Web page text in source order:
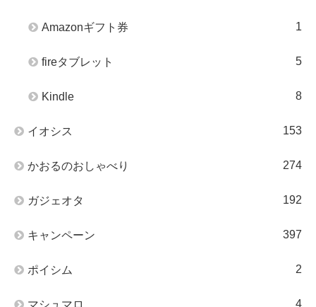
Amazonギフト券 1
fireタブレット 5
Kindle 8
イオシス 153
かおるのおしゃべり 274
ガジェオタ 192
キャンペーン 397
ポイシム 2
4